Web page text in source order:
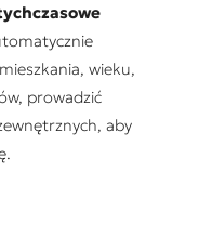
wieku,
prowadzić
aby